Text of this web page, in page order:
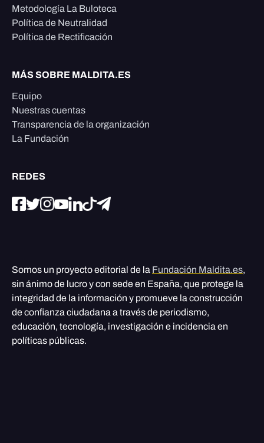
Metodología La Buloteca
Política de Neutralidad
Política de Rectificación
MÁS SOBRE MALDITA.ES
Equipo
Nuestras cuentas
Transparencia de la organización
La Fundación
REDES
Somos un proyecto editorial de la Fundación Maldita.es,
sin ánimo de lucro y con sede en España, que protege la
integridad de la información y promueve la construcción
de confianza ciudadana a través de periodismo,
educación, tecnología, investigación e incidencia en
políticas públicas.